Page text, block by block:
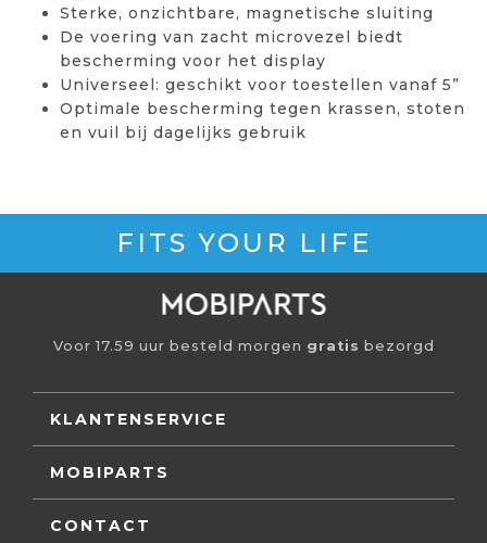
Sterke, onzichtbare, magnetische sluiting
De voering van zacht microvezel biedt
bescherming voor het display
Universeel: geschikt voor toestellen vanaf 5”
Optimale bescherming tegen krassen, stoten
en vuil bij dagelijks gebruik
FITS YOUR LIFE
Voor 17.59 uur besteld morgen gratis bezorgd
KLANTENSERVICE
MOBIPARTS
CONTACT